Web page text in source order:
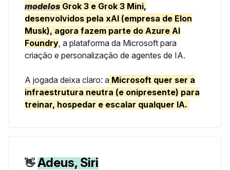
modelos Grok 3 e Grok 3 Mini,
desenvolvidos pela xAI (empresa de Elon
Musk), agora fazem parte do Azure AI
Foundry, a plataforma da Microsoft para
criação e personalização de agentes de IA.
A jogada deixa claro: a Microsoft quer ser a
infraestrutura neutra (e onipresente) para
treinar, hospedar e escalar qualquer IA.
👋Adeus, Siri